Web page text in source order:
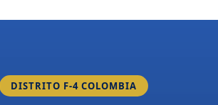
DISTRITO F-4 COLOMBIA